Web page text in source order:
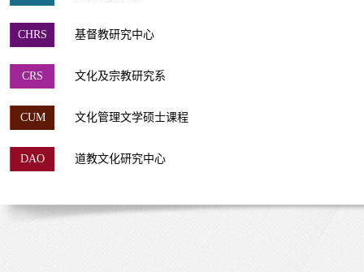
CHRS 基督教研究中心
CRS 文化及宗教研究系
CUM 文化管理文学硕士课程
DAO 道教文化研究中心